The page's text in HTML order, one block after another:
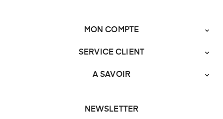
MON COMPTE 
SERVICE CLIENT 
A SAVOIR 
NEWSLETTER